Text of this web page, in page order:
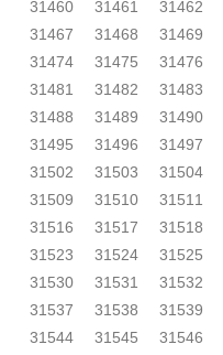
31460 31461 31462
31467
31468 31469
31474
31475 31476
31481
31482 31483
31488
31489 31490
31495
31496 31497
31502
31503 31504
31509
31510 31511
31516
31517 31518
31523
31524 31525
31530
31531 31532
31537
31538 31539
31544
31545 31546